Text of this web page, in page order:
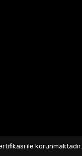
ile korunmaktadır.